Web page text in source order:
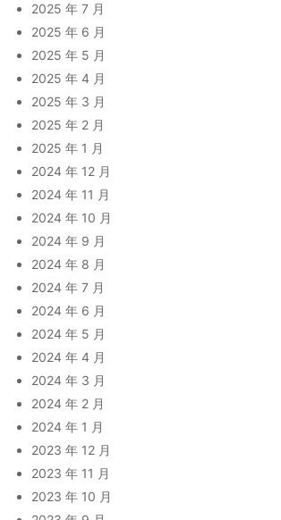
2025 年 7 月
2025 年 6 月
2025 年 5 月
2025 年 4 月
2025 年 3 月
2025 年 2 月
2025 年 1 月
2024 年 12 月
2024 年 11 月
2024 年 10 月
2024 年 9 月
2024 年 8 月
2024 年 7 月
2024 年 6 月
2024 年 5 月
2024 年 4 月
2024 年 3 月
2024 年 2 月
2024 年 1 月
2023 年 12 月
2023 年 11 月
2023 年 10 月